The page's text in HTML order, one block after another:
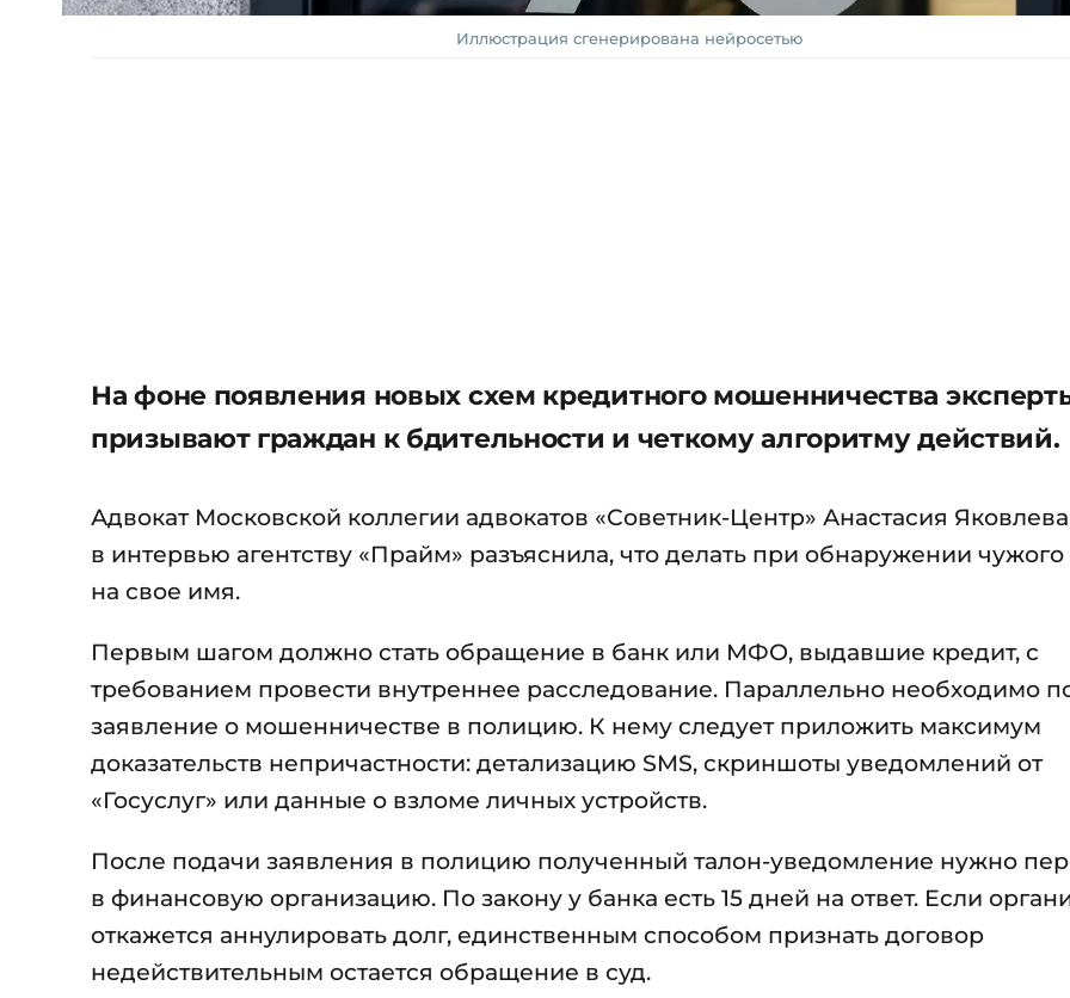
Иллюстрация сгенерирована нейросетью
На фоне появления новых схем кредитного мошенничества
призывают граждан к бдительности и четкому алгоритму действий.
Адвокат Московской коллегии адвокатов «Советник-Центр» Анастасия Яковлева
в интервью агентству «Прайм» разъяснила, что делать при обнаружении
на свое имя.
Первым шагом должно стать обращение в банк или МФО, выдавшие кредит, с
требованием провести внутреннее расследование. Параллельно необходимо
заявление о мошенничестве в полицию. К нему следует приложить максимум
доказательств непричастности: детализацию SMS, скриншоты уведомлений от
«Госуслуг» или данные о взломе личных устройств.
После подачи заявления в полицию полученный талон-уведомление нужно
в финансовую организацию. По закону у банка есть 15 дней на ответ. Если
откажется аннулировать долг, единственным способом признать договор
недействительным остается обращение в суд.